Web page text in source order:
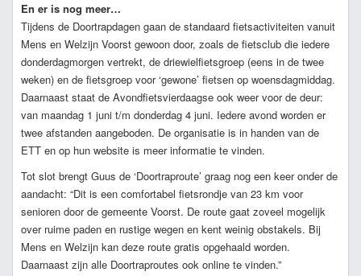
En er is nog meer…
Tijdens de Doortrapdagen gaan de standaard fietsactiviteiten vanuit
Mens en Welzijn Voorst gewoon door, zoals de fietsclub die iedere
donderdagmorgen vertrekt, de driewielfietsgroep (eens in de twee
weken) en de fietsgroep voor ‘gewone’ fietsen op woensdagmiddag.
Daarnaast staat de Avondfietsvierdaagse ook weer voor de deur:
van maandag 1 juni t/m donderdag 4 juni. Iedere avond worden er
twee afstanden aangeboden. De organisatie is in handen van de
ETT en op hun website is meer informatie te vinden.
Tot slot brengt Guus de ‘Doortraproute’ graag nog een keer onder de
aandacht: “Dit is een comfortabel fietsrondje van 23 km voor
senioren door de gemeente Voorst. De route gaat zoveel mogelijk
over ruime paden en rustige wegen en kent weinig obstakels. Bij
Mens en Welzijn kan deze route gratis opgehaald worden.
Daarnaast zijn alle Doortraproutes ook online te vinden.”